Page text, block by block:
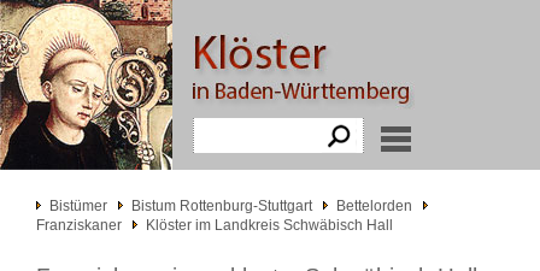
Bistümer Bistum Rottenburg-Stuttgart
Bettelorden
Franziskaner
Klöster im Landkreis Schwäbisch Hall